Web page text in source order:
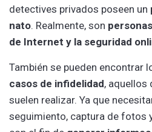
detectives privados poseen un
nato. Realmente, son
de Internet y la seguridad
También se pueden encontrar
casos de infidelidad, aquellos
suelen realizar. Ya que
seguimiento, captura de fotos